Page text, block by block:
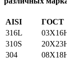
AISI ГОСТ
316L
310S
304